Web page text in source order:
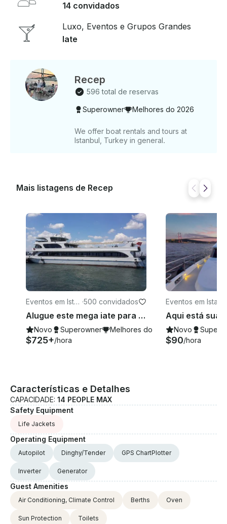
14 convidados
Luxo, Eventos e Grupos Grandes
Iate
Recep
596 total de reservas
Superowner Melhores do 2026
We offer boat rentals and tours at
Istanbul, Turkey in general.
Mais listagens de Recep
Eventos em Ista
mbul
·500 convidados
Alugue este mega iate para um cruzeiro por Istambul para seu próximo evento
Novo Superowner Melhores do 2026
$725+/hora
Eventos em
ul
Novo
$90/hora
Características e Detalhes
CAPACIDADE: 14 PEOPLE MAX
Safety Equipment
Life Jackets
Operating Equipment
Autopilot Dinghy/Tender GPS ChartPlotter
Inverter Generator
Guest Amenities
Air Conditioning, Climate Control Berths Oven
Sun Protection Toilets